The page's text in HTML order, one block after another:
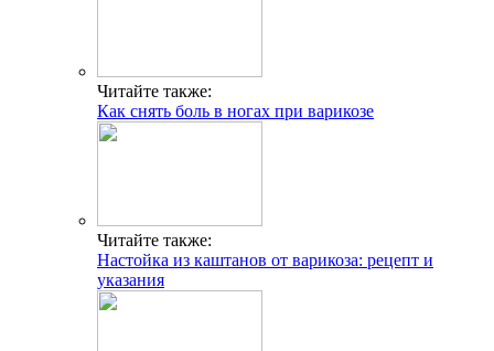
Читайте также:
Как снять боль в ногах при варикозе
Читайте также:
Настойка из каштанов от варикоза: рецепт и
указания